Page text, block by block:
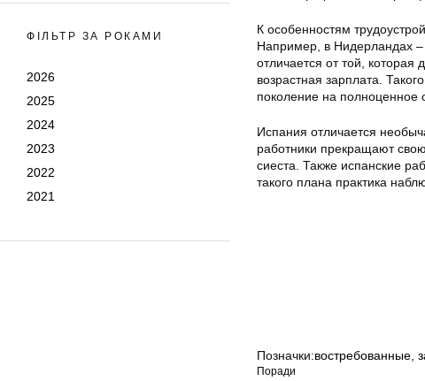
ФІЛЬТР ЗА РОКАМИ
2026
2025
2024
2023
2022
2021
К особенностям
Например, в Нидерландах –
отличается от той, которая
возрастная зарплата.
поколение на полноценное
Испания отличается
работники прекращают
сиеста. Также испанские
такого плана практика
Позначки:востребованные
Поради